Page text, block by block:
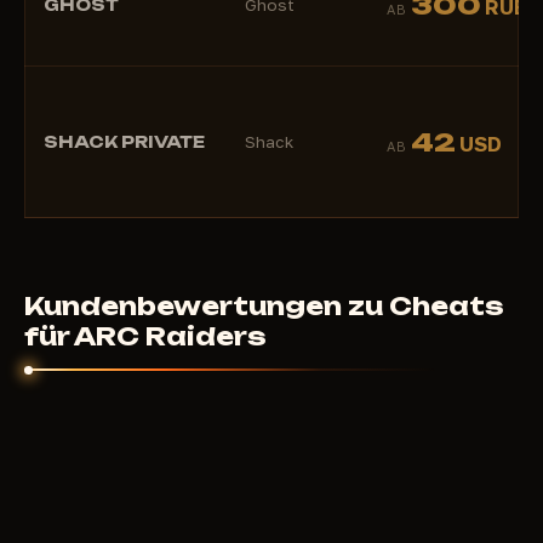
GHOST Ghost AB RUB
SHACK PRIVATE Shack AB 42 USD
Kundenbewertungen zu Cheats
für ARC Raiders